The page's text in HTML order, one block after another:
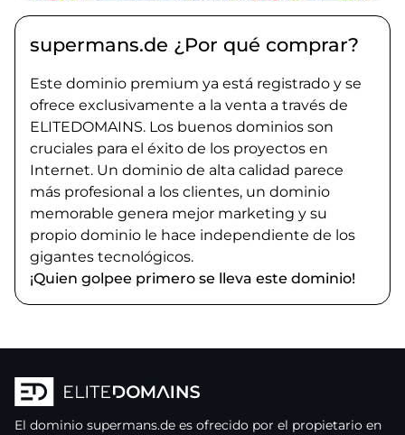
supermans.de ¿Por qué comprar?
Este dominio premium ya está registrado y se
ofrece exclusivamente a la venta a través de
ELITEDOMAINS. Los buenos dominios son
cruciales para el éxito de los proyectos en
Internet. Un dominio de alta calidad parece
más profesional a los clientes, un dominio
memorable genera mejor marketing y su
propio dominio le hace independiente de los
gigantes tecnológicos.
¡Quien golpee primero se lleva este dominio!
El dominio supermans.de es ofrecido por el propietario en